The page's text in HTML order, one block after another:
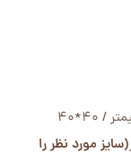
در چهار سایز موجود است: 35*35 سانتیمتر / 40*40
(سایز مورد نظر را